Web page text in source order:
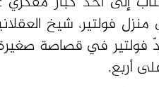
منزل فولتير، شيخ
فولتير في قصاصة
أربع.